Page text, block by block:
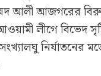
আলী আজগরের
লীগে বিভেদ
নির্যাতনের